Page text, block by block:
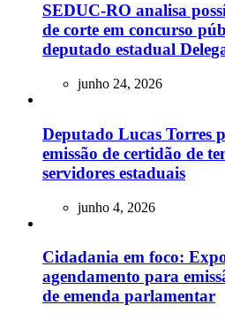
SEDUC-RO analisa
de corte em concurso
deputado estadual
junho 24, 2026
Deputado Lucas Torres
emissão de certidão de
servidores estaduais
junho 4, 2026
Cidadania em foco:
agendamento para
de emenda parlamentar